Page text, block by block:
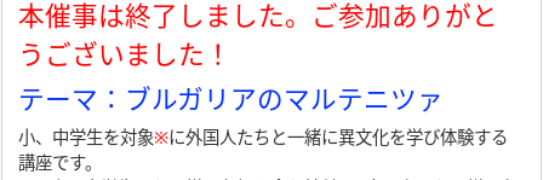
本催事は終了しました。ご参加ありがと
うございました！
テーマ：ブルガリアのマルテニツァ
小、中学生を対象※に外国人たちと一緒に異文化を学び体験する
講座です。